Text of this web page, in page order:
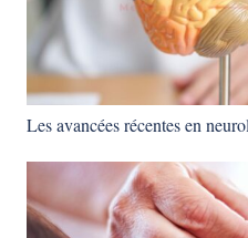
Les avancées récentes en